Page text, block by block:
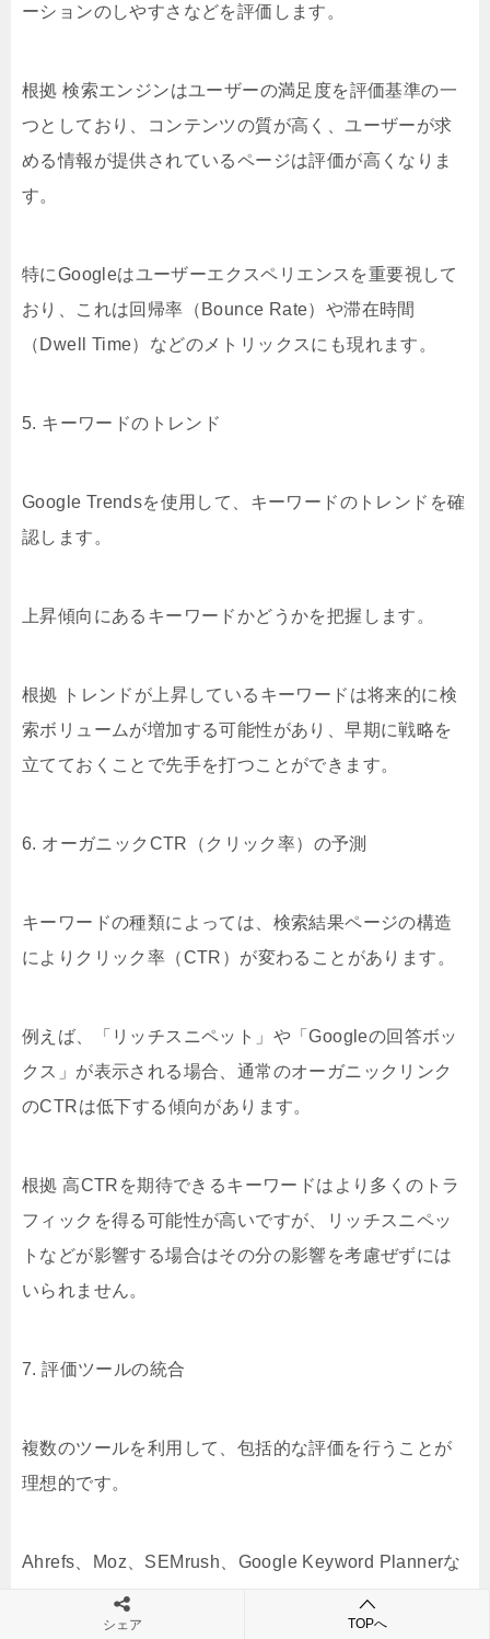
ーションのしやすさなどを評価します。
根拠 検索エンジンはユーザーの満足度を評価基準の一
つとしており、コンテンツの質が高く、ユーザーが求
める情報が提供されているページは評価が高くなりま
す。
特にGoogleはユーザーエクスペリエンスを重要視して
おり、これは回帰率（Bounce Rate）や滞在時間
（Dwell Time）などのメトリックスにも現れます。
5. キーワードのトレンド
Google Trendsを使用して、キーワードのトレンドを確
認します。
上昇傾向にあるキーワードかどうかを把握します。
根拠 トレンドが上昇しているキーワードは将来的に検
索ボリュームが増加する可能性があり、早期に戦略を
立てておくことで先手を打つことができます。
6. オーガニックCTR（クリック率）の予測
キーワードの種類によっては、検索結果ページの構造
によりクリック率（CTR）が変わることがあります。
例えば、「リッチスニペット」や「Googleの回答ボッ
クス」が表示される場合、通常のオーガニックリンク
のCTRは低下する傾向があります。
根拠 高CTRを期待できるキーワードはより多くのトラ
フィックを得る可能性が高いですが、リッチスニペッ
トなどが影響する場合はその分の影響を考慮ぜずには
いられません。
7. 評価ツールの統合
複数のツールを利用して、包括的な評価を行うことが
理想的です。
Ahrefs、Moz、SEMrush、Google Keyword Plannerな
ど各ツールは異なるアルゴリズムを持ち、それぞれが
独自の視点からキーワードの競争力を評価します。
シェア TOPへ